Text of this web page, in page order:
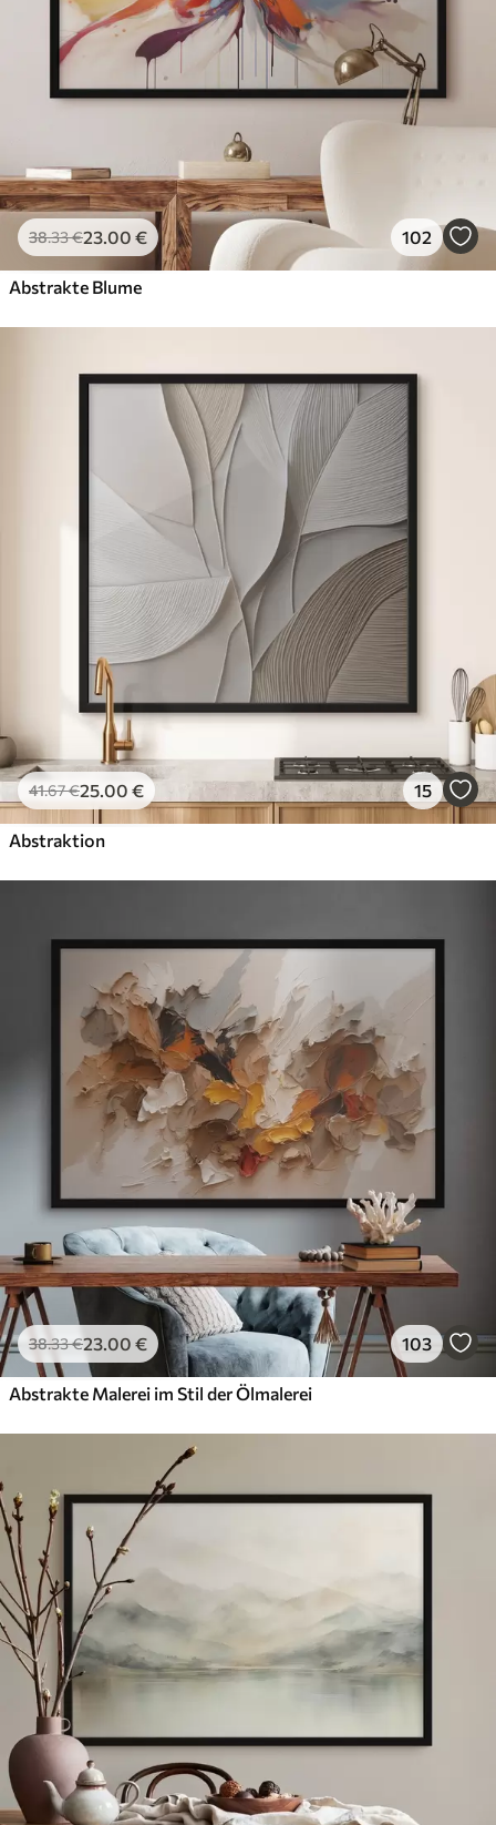
38.33€23.00 € 102
Abstrakte Blume
41.67€25.00 € 15
Abstraktion
38.33€23.00 € 103
Abstrakte Malerei im Stil der Ölmalerei